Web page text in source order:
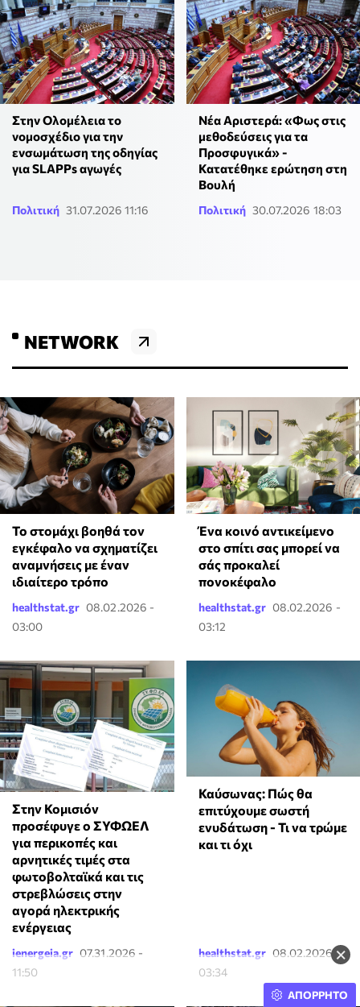
×
Στην Ολομέλεια το
νομοσχέδιο για την
ενσωμάτωση της οδηγίας
για SLAPPs αγωγές
Πολιτική 31.07.2026 11:16
Νέα Αριστερά: «Φως στις
μεθοδεύσεις για τα
Προσφυγικά» -
Κατατέθηκε ερώτηση στη
Βουλή
Πολιτική 30.07.2026 18:03
NETWORK
Το στομάχι βοηθά τον
εγκέφαλο να σχηματίζει
αναμνήσεις με έναν
ιδιαίτερο τρόπο
healthstat.gr 08.02.2026 -
03:00
Ένα κοινό αντικείμενο
στο σπίτι σας μπορεί να
σάς προκαλεί
πονοκέφαλο
healthstat.gr 08.02.2026 -
03:12
Στην Κομισιόν
προσέφυγε ο ΣΥΦΩΕΛ
για περικοπές και
αρνητικές τιμές στα
φωτοβολταϊκά και τις
στρεβλώσεις στην
αγορά ηλεκτρικής
ενέργειας
ienergeia.gr 07.31.2026 -
11:50
Καύσωνας: Πώς θα
επιτύχουμε σωστή
ενυδάτωση - Τι να τρώμε
και τι όχι
healthstat.gr 08.02.2026 -
03:34
ΑΠΟΡΡΗΤΟ